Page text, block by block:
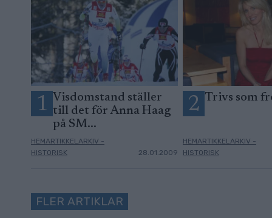
1 Visdomstand ställer
till det för Anna Haag
på SM...
HEMARTIKKELARKIV -
HISTORISK
28.01.2009
2 Trivs som
HEMARTIKKELARKIV -
HISTORISK
FLER ARTIKLAR